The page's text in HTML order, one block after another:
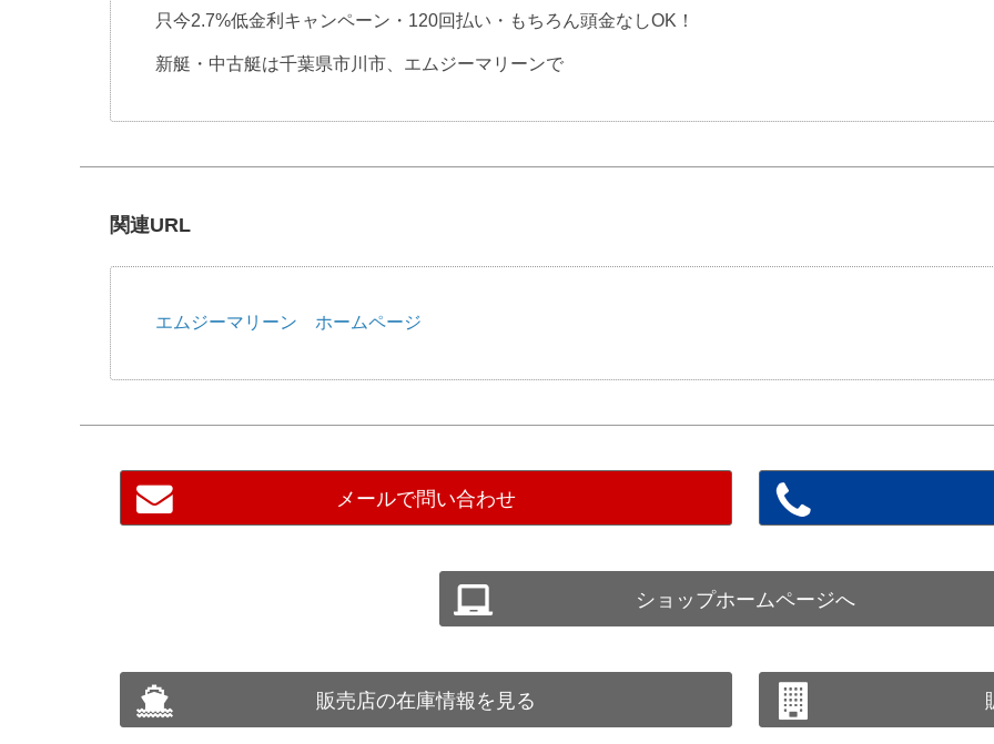
只今2.7%低金利キャンペーン・120回払い・もちろん頭金なしOK！
新艇・中古艇は千葉県市川市、エムジーマリーンで
関連URL
エムジーマリーン ホームページ
メールで問い合わせ
ショップホームページへ
販売店の在庫情報を見る